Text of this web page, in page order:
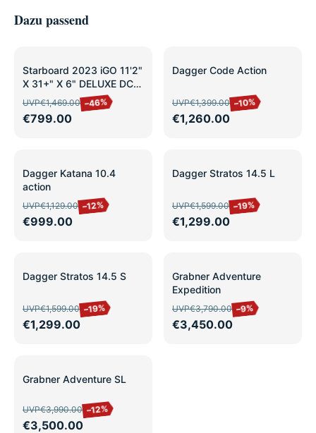
Dazu passend
SALE
Starboard 2023 iGO 11'2"
X 31+" X 6" DELUXE DC
leicht
gebraucht/Ausstellung
UVP€1,469.00 –46%
€799.00
SALE
Dagger Code Action
UVP€1,399.00 –10%
€1,260.00
SALE
Dagger Katana 10.4
action
UVP€1,129.00 –12%
€999.00
SALE
Dagger Stratos 14.5 L
UVP€1,599.00 –19%
€1,299.00
SALE
Dagger Stratos 14.5 S
UVP€1,599.00 –19%
€1,299.00
SALE
Grabner Adventure
Expedition
UVP€3,790.00 –9%
€3,450.00
SALE
Grabner Adventure SL
UVP€3,990.00 –12%
€3,500.00